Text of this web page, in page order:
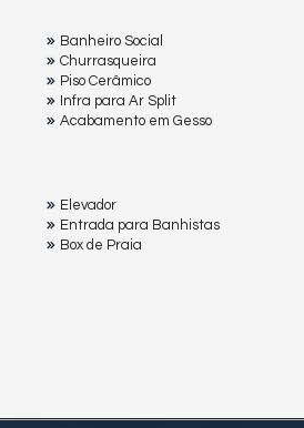
Banheiro Social
Churrasqueira
Piso Cerâmico
Infra para Ar Split
Acabamento em Gesso
Elevador
Entrada para Banhistas
Box de Praia